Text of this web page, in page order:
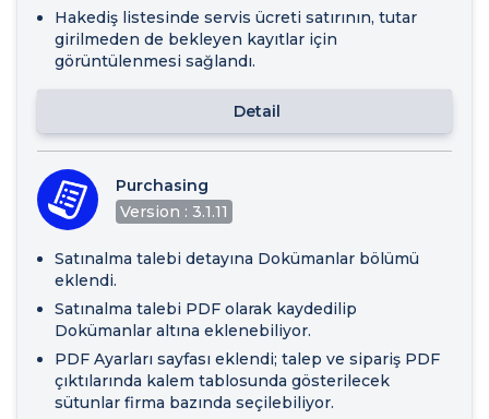
Hakediş listesinde servis ücreti satırının, tutar
girilmeden de bekleyen kayıtlar için
görüntülenmesi sağlandı.
Detail
Purchasing
Version : 3.1.11
Satınalma talebi detayına Dokümanlar bölümü
eklendi.
Satınalma talebi PDF olarak kaydedilip
Dokümanlar altına eklenebiliyor.
PDF Ayarları sayfası eklendi; talep ve sipariş PDF
çıktılarında kalem tablosunda gösterilecek
sütunlar firma bazında seçilebiliyor.